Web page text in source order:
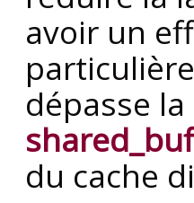
avoir un
dépasse
du cache